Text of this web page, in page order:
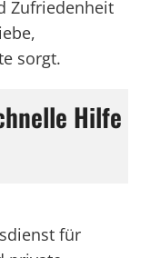
Zufriedenheit
sorgt.
Hilfe
für